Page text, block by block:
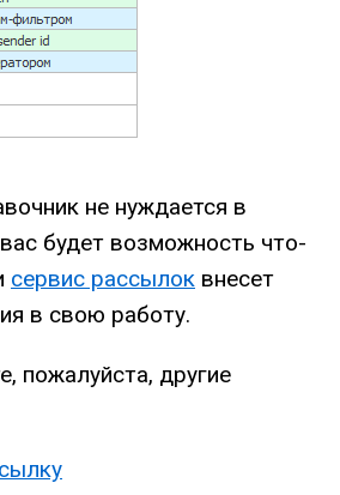
не нуждается в
будет возможность что-
сервис рассылок внесет
в свою работу.
пожалуйста, другие